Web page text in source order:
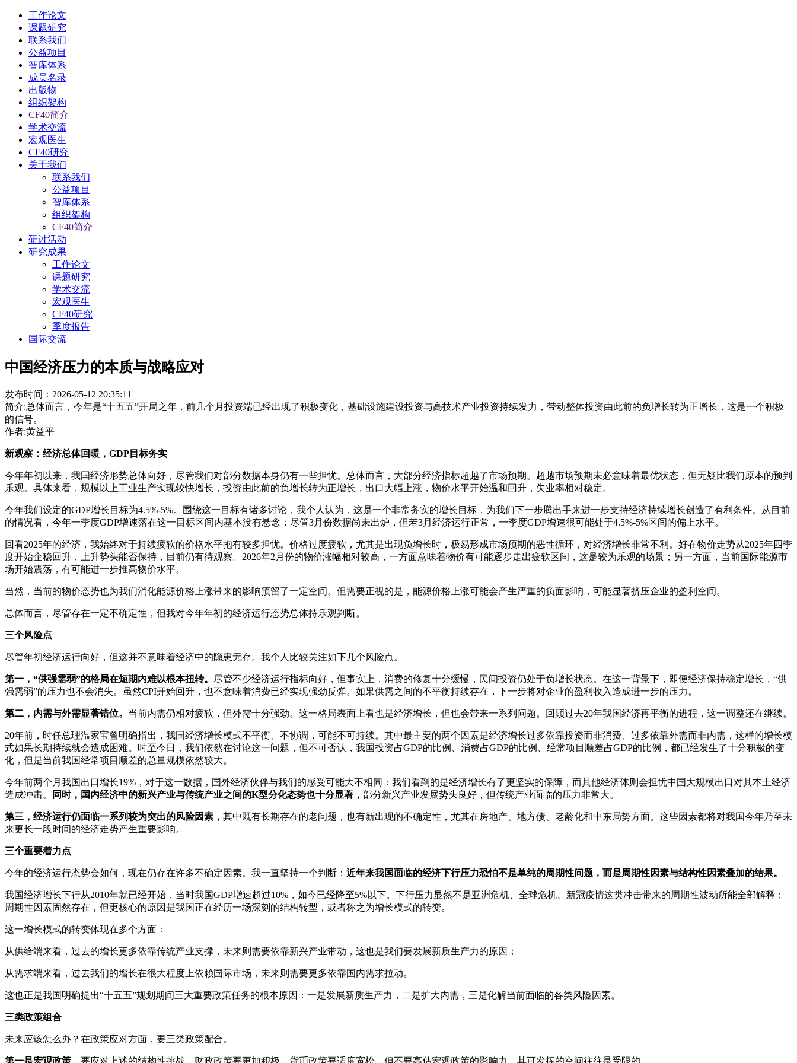
工作论文
课题研究
联系我们
公益项目
智库体系
成员名录
出版物
组织架构
CF40简介
学术交流
宏观医生
CF40研究
关于我们
联系我们
公益项目
智库体系
组织架构
CF40简介
研讨活动
研究成果
工作论文
课题研究
学术交流
宏观医生
CF40研究
季度报告
国际交流
中国经济压力的本质与战略应对
发布时间：2026-05-12 20:35:11
简介:总体而言，今年是“十五五”开局之年，前几个月投资端已经出现了积极变化，基础设施建设投资与高技术产业投资持续发力，带动整体投资由此前的负增长转为正增长，这是一个积极
的信号。
作者:黄益平
新观察：经济总体回暖，GDP目标务实
今年年初以来，我国经济形势总体向好，尽管我们对部分数据本身仍有一些担忧。总体而言，大部分经济指标超越了市场预期。超越市场预期未必意味着最优状态，但无疑比我们原本的预判
乐观。具体来看，规模以上工业生产实现较快增长，投资由此前的负增长转为正增长，出口大幅上涨，物价水平开始温和回升，失业率相对稳定。
今年我们设定的GDP增长目标为4.5%-5%。围绕这一目标有诸多讨论，我个人认为，这是一个非常务实的增长目标，为我们下一步腾出手来进一步支持经济持续增长创造了有利条件。从目前
的情况看，今年一季度GDP增速落在这一目标区间内基本没有悬念；尽管3月份数据尚未出炉，但若3月经济运行正常，一季度GDP增速很可能处于4.5%-5%区间的偏上水平。
回看2025年的经济，我始终对于持续疲软的价格水平抱有较多担忧。价格过度疲软，尤其是出现负增长时，极易形成市场预期的恶性循环，对经济增长非常不利。好在物价走势从2025年四季
度开始企稳回升，上升势头能否保持，目前仍有待观察。2026年2月份的物价涨幅相对较高，一方面意味着物价有可能逐步走出疲软区间，这是较为乐观的场景；另一方面，当前国际能源市
场开始震荡，有可能进一步推高物价水平。
当然，当前的物价态势也为我们消化能源价格上涨带来的影响预留了一定空间。但需要正视的是，能源价格上涨可能会产生严重的负面影响，可能显著挤压企业的盈利空间。
总体而言，尽管存在一定不确定性，但我对今年年初的经济运行态势总体持乐观判断。
三个风险点
尽管年初经济运行向好，但这并不意味着经济中的隐患无存。我个人比较关注如下几个风险点。
第一，“供强需弱”的格局在短期内难以根本扭转。 尽管不少经济运行指标向好，但事实上，消费的修复十分缓慢，民间投资仍处于负增长状态。在这一背景下，即便经济保持稳定增长，“供
强需弱”的压力也不会消失。虽然CPI开始回升，也不意味着消费已经实现强劲反弹。如果供需之间的不平衡持续存在，下一步将对企业的盈利收入造成进一步的压力。
第二，内需与外需显著错位。 当前内需仍相对疲软，但外需十分强劲。这一格局表面上看也是经济增长，但也会带来一系列问题。回顾过去20年我国经济再平衡的进程，这一调整还在继续。
20年前，时任总理温家宝曾明确指出，我国经济增长模式不平衡、不协调，可能不可持续。其中最主要的两个因素是经济增长过多依靠投资而非消费、过多依靠外需而非内需，这样的增长模
式如果长期持续就会造成困难。时至今日，我们依然在讨论这一问题，但不可否认，我国投资占GDP的比例、消费占GDP的比例、经常项目顺差占GDP的比例，都已经发生了十分积极的变
化，但是当前我国经常项目顺差的总量规模依然较大。
今年前两个月我国出口增长19%，对于这一数据，国外经济伙伴与我们的感受可能大不相同：我们看到的是经济增长有了更坚实的保障，而其他经济体则会担忧中国大规模出口对其本土经济
造成冲击。
同时，国内经济中的新兴产业与传统产业之间的K型分化态势也十分显著， 部分新兴产业发展势头良好，但传统产业面临的压力非常大。
第三，经济运行仍面临一系列较为突出的风险因素， 其中既有长期存在的老问题，也有新出现的不确定性，尤其在房地产、地方债、老龄化和中东局势方面。这些因素都将对我国今年乃至未
来更长一段时间的经济走势产生重要影响。
三个重要着力点
今年的经济运行态势会如何，现在仍存在许多不确定因素。我一直坚持一个判断： 近年来我国面临的经济下行压力恐怕不是单纯的周期性问题，而是周期性因素与结构性因素叠加的结果。
我国经济增长下行从2010年就已经开始，当时我国GDP增速超过10%，如今已经降至5%以下。下行压力显然不是亚洲危机、全球危机、新冠疫情这类冲击带来的周期性波动所能全部解释；
周期性因素固然存在，但更核心的原因是我国正在经历一场深刻的结构转型，或者称之为增长模式的转变。
这一增长模式的转变体现在多个方面：
从供给端来看，过去的增长更多依靠传统产业支撑，未来则需要依靠新兴产业带动，这也是我们要发展新质生产力的原因；
从需求端来看，过去我们的增长在很大程度上依赖国际市场，未来则需要更多依靠国内需求拉动。
这也正是我国明确提出“十五五”规划期间三大重要政策任务的根本原因：一是发展新质生产力，二是扩大内需，三是化解当前面临的各类风险因素。
三类政策组合
未来应该怎么办？在政策应对方面，要三类政策配合。
第一是宏观政策 。要应对上述的结构性挑战，财政政策要更加积极，货币政策要适度宽松，但不要高估宏观政策的影响力，其可发挥的空间往往是受限的。